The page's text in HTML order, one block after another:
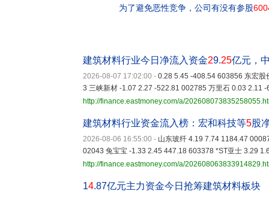
为了避免恶性竞争，公司有没有参股
建筑材料行业今日净流入资金29.25亿元，
2026-08-07 17:02:00 - 0.28 5.45 -408.54 603856 东宏
3 三峡新材 -1.07 2.27 -522.81 002785 万里石 0.03 2.11
http://finance.eastmoney.com/a/
建筑材料行业资金流入榜：宏和科技等5股
2026-08-06 16:55:00 - 山东玻纤 4.19 7.74 1184.47
02043 兔宝宝 -1.33 2.45 447.18 603378 *ST亚士 3.29
http://finance.eastmoney.com/a/
14.87亿元主力资金今日抢筹建筑材料板块